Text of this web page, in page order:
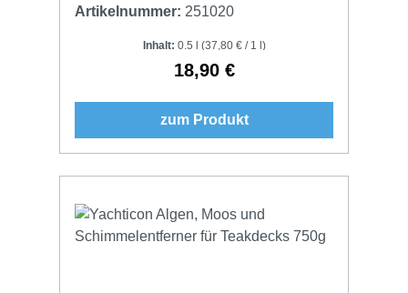
Artikelnummer: 251020
Inhalt: 0.5 l (37,80 € / 1 l)
Regulärer Preis:
18,90 €
zum Produkt